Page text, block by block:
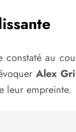
au
Alex
leur empreinte.